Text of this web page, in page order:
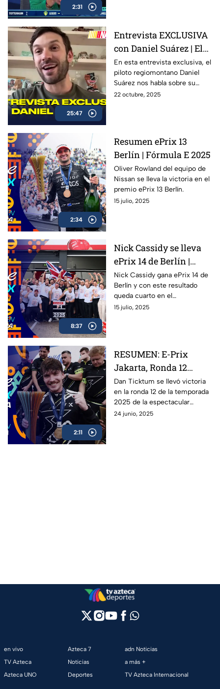
2:31
25:47
Entrevista EXCLUSIVA
con Daniel Suárez | El
Piloto Mexicano que
firma con Spire
Motorsports
En esta entrevista exclusiva, el
piloto regiomontano Daniel
Suárez nos habla sobre su
trayectoria en la NASCAR Cup
máxima categoría del
automovilismo
estadounidense.
22 octubre, 2025
2:34
Resumen ePrix 13
Berlín | Fórmula E 2025
Oliver Rowland del equipo de
Nissan se lleva la victoria en el
premio ePrix 13 Berlín.
15 julio, 2025
8:37
Nick Cassidy se lleva
ePrix 14 de Berlín |
Oliver Rowland se
corona
Nick Cassidy gana ePrix 14 de
Berlín y con este resultado
queda cuarto en el
campeonato de conductores;
victoria en el premio de Berlín.
15 julio, 2025
2:11
RESUMEN: E-Prix
Jakarta, Ronda 12
Fórmula E 2025
Dan Ticktum se llevó victoria
en la ronda 12 de la temporada
2025 de la espectacular
Fórmula E: revive los mejores
24 junio, 2025
en vivo
TV Azteca
Azteca UNO
Azteca 7
Noticias
Deportes
adn Noticias
a más +
TV Azteca Internacional